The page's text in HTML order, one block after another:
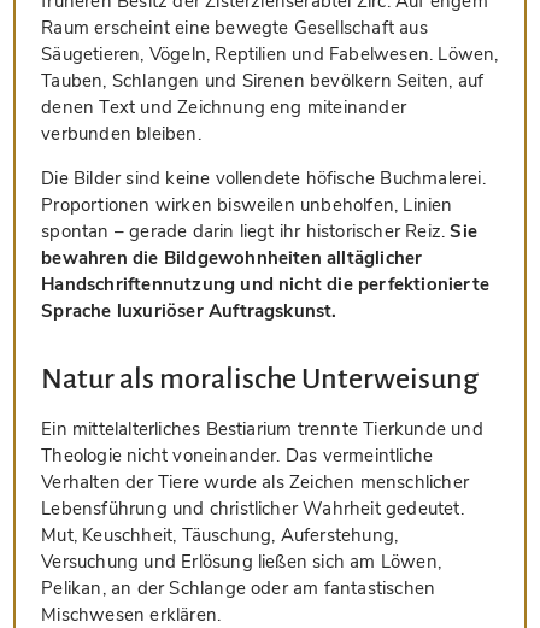
Raum erscheint eine bewegte Gesellschaft aus
Säugetieren, Vögeln, Reptilien und Fabelwesen. Löwen,
Tauben, Schlangen und Sirenen bevölkern Seiten, auf
denen Text und Zeichnung eng miteinander
verbunden bleiben.
Die Bilder sind keine vollendete höfische Buchmalerei.
Proportionen wirken bisweilen unbeholfen, Linien
spontan – gerade darin liegt ihr historischer Reiz.Sie
bewahren die Bildgewohnheiten alltäglicher
Handschriftennutzung und nicht die perfektionierte
Sprache luxuriöser Auftragskunst.
Natur als moralische Unterweisung
Ein mittelalterliches Bestiarium trennte Tierkunde und
Theologie nicht voneinander. Das vermeintliche
Verhalten der Tiere wurde als Zeichen menschlicher
Lebensführung und christlicher Wahrheit gedeutet.
Mut, Keuschheit, Täuschung, Auferstehung,
Versuchung und Erlösung ließen sich am Löwen,
Pelikan, an der Schlange oder am fantastischen
Mischwesen erklären.